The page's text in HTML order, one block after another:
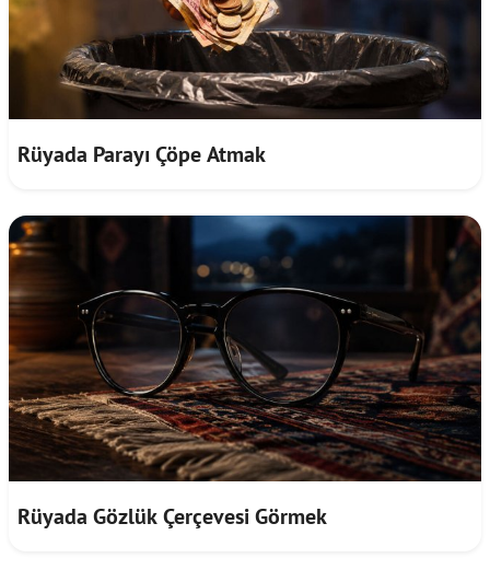
Rüyada Parayı Çöpe Atmak
Rüyada Gözlük Çerçevesi Görmek